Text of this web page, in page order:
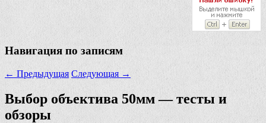
Навигация по записям
← Предыдущая Следующая →
Выбор объектива 50мм — тесты и
обзоры